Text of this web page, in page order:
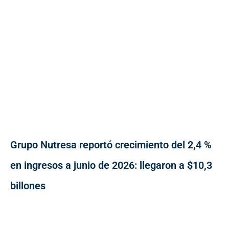
Grupo Nutresa reportó crecimiento del 2,4 %
en ingresos a junio de 2026: llegaron a $10,3
billones